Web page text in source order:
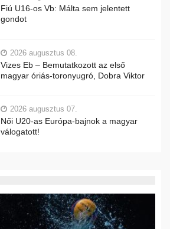
Fiú U16-os Vb: Málta sem jelentett
gondot
2026 augusztus 08.
Vizes Eb – Bemutatkozott az első
magyar óriás-toronyugró, Dobra Viktor
2026 augusztus 07.
Női U20-as Európa-bajnok a magyar
válogatott!